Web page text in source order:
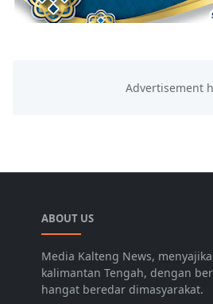
ABOUT US
Media Kalteng News,
kalimantan Tengah, dengan
hangat beredar dimasyarakat.